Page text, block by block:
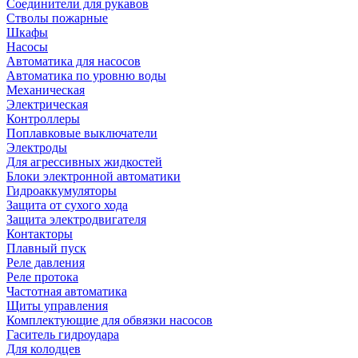
Соединители для рукавов
Стволы пожарные
Шкафы
Насосы
Автоматика для насосов
Автоматика по уровню воды
Механическая
Электрическая
Контроллеры
Поплавковые выключатели
Электроды
Для агрессивных жидкостей
Блоки электронной автоматики
Гидроаккумуляторы
Защита от сухого хода
Защита электродвигателя
Контакторы
Плавный пуск
Реле давления
Реле протока
Частотная автоматика
Щиты управления
Комплектующие для обвязки насосов
Гаситель гидроудара
Для колодцев